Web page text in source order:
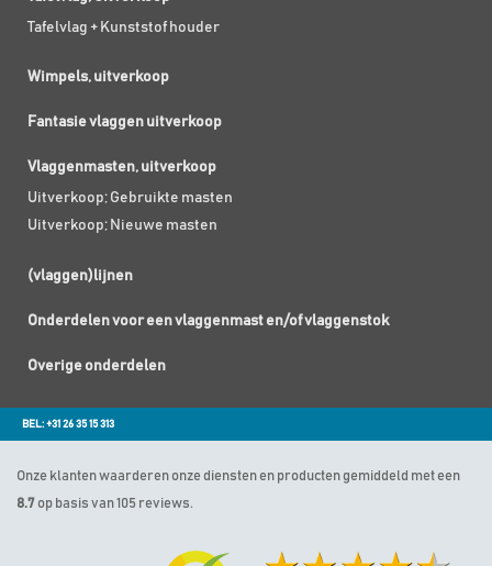
Tafelvlag + Kunststof houder
Wimpels, uitverkoop
Fantasie vlaggen uitverkoop
Vlaggenmasten, uitverkoop
Uitverkoop; Gebruikte masten
Uitverkoop; Nieuwe masten
(vlaggen)lijnen
Onderdelen voor een vlaggenmast en/of vlaggenstok
Overige onderdelen
BEL: +31 26 35 15 313
Onze klanten waarderen onze diensten en producten gemiddeld met een
8.7 op basis van 105 reviews.